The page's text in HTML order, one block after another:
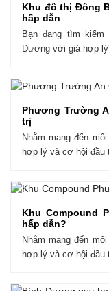
Khu đô thị Đông
hấp dẫn
Bạn đang tìm
Dương với giá hợp
Phương Trường
trị
Nhằm mang đến
hợp lý và cơ hội đầu
Khu Compound
hấp dẫn?
Nhằm mang đến
hợp lý và cơ hội